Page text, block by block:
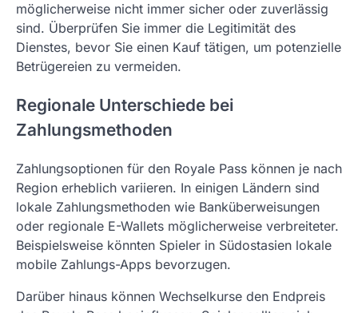
möglicherweise nicht immer sicher oder zuverlässig
sind. Überprüfen Sie immer die Legitimität des
Dienstes, bevor Sie einen Kauf tätigen, um potenzielle
Betrügereien zu vermeiden.
Regionale Unterschiede bei
Zahlungsmethoden
Zahlungsoptionen für den Royale Pass können je nach
Region erheblich variieren. In einigen Ländern sind
lokale Zahlungsmethoden wie Banküberweisungen
oder regionale E-Wallets möglicherweise verbreiteter.
Beispielsweise könnten Spieler in Südostasien lokale
mobile Zahlungs-Apps bevorzugen.
Darüber hinaus können Wechselkurse den Endpreis